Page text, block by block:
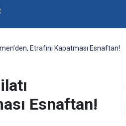
Çıktı
Etrafını Kapatması Esnaftan!
Esnaftan!